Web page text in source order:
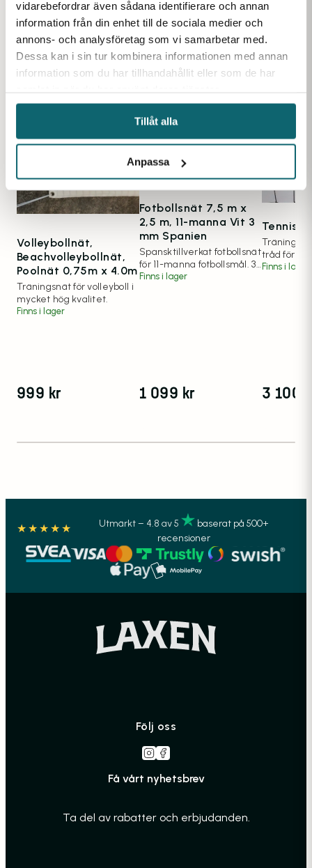
vidarebefordrar även sådana identifierare och annan
information från din enhet till de sociala medier och
annons- och analysföretag som vi samarbetar med.
Dessa kan i sin tur kombinera informationen med annan
information som du har tillhandahållit eller som de har
Tillåt alla
Anpassa
Favoriter inom samma kategori
Volleybollnät,
Beachvolleybollnät,
Poolnät 0,75m x 4.0m
Träningsnät för volleyboll i
mycket hög kvalitet.
Finns i lager
999 kr
Fotbollsnät 7,5 m x
2,5 m, 11-manna Vit 3
mm Spanien
Spansktillverkat fotbollsnät
för 11-manna fotbollsmål. 3
mm trådgrovlek.
Finns i lager
1 099 kr
tråd för
Finns i lager
3 100
★★★★★ Utmärkt – 4.8 av 5
baserat på 500+
recensioner
Följ oss
Få vårt nyhetsbrev
Ta del av rabatter och erbjudanden.